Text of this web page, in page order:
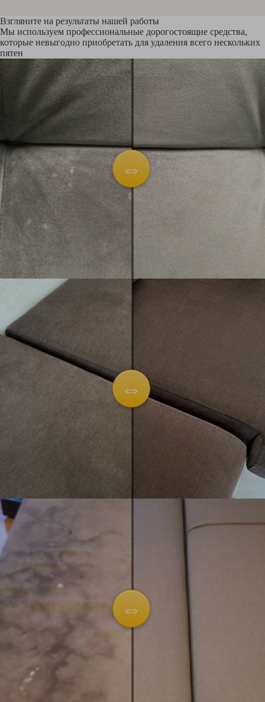
Взгляните на результаты нашей работы
Мы используем профессиональные дорогостоящие средства,
которые невыгодно приобретать для удаления всего нескольких
пятен